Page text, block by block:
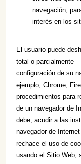
navegación,
interés en los
El usuario puede
total o
configuración de su
ejemplo, Chrome,
procedimientos para
de un navegador de
debe, acudir a las
navegador de
rechace el uso de
usando el Sitio Web,